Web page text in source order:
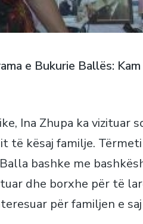
e Bukurie Ballës:
Ina Zhupa ka vizituar
të kësaj familje.
bashke me
dhe borxhe për të
për familjen e